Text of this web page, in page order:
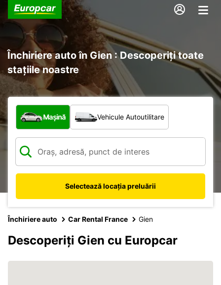
Închiriere auto în Gien : Descoperiți toate
stațiile noastre
Ce tip de vehicul?
Mașină Vehicule Autoutilitare
Selectează locația preluării
Închiriere auto Car Rental France Gien
Descoperiți Gien cu Europcar